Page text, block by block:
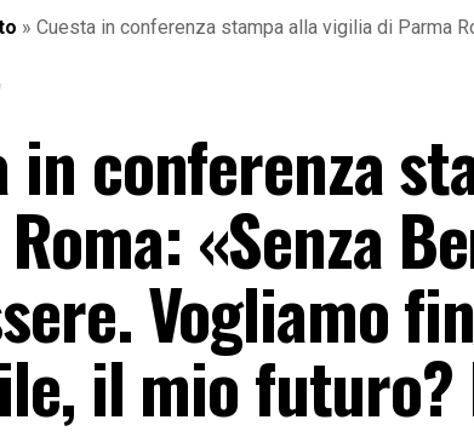
» Cuesta in conferenza stampa alla vigilia di Parma
in conferenza
«Senza
Vogliamo
il mio futuro?